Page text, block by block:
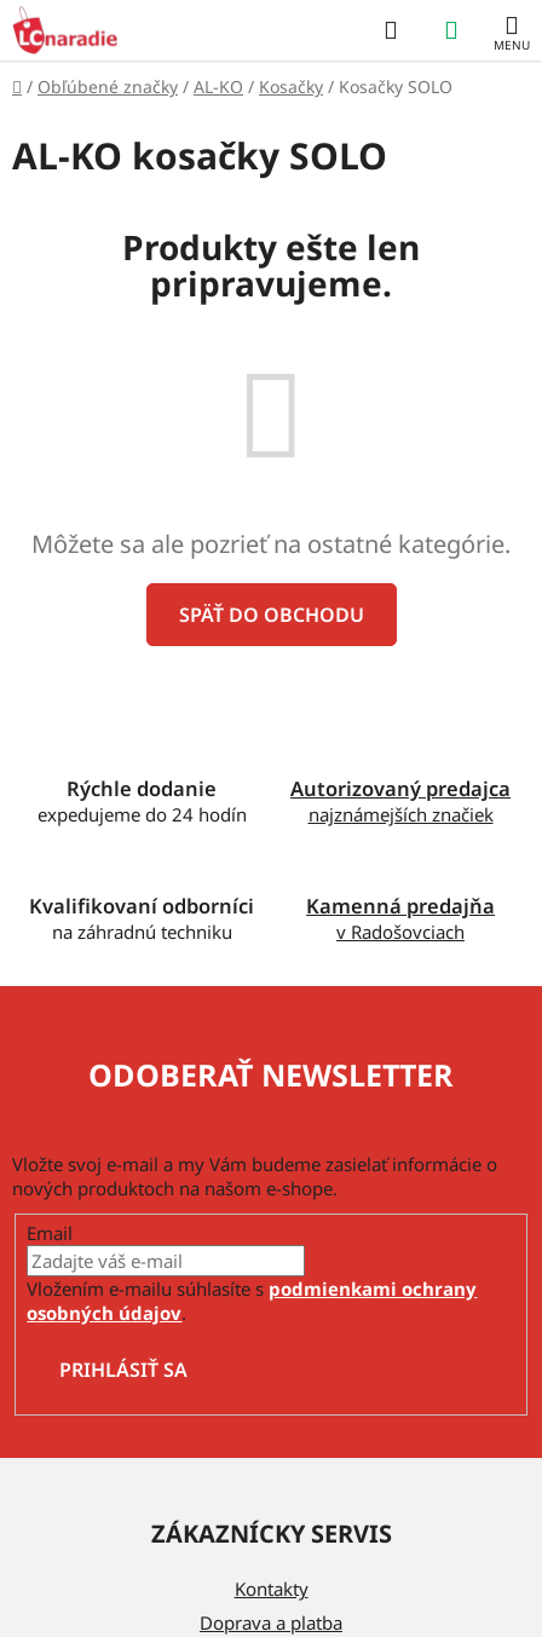
Prejsť
na
obsah
Hľadať
KOŠÍK
Domov
/ Obľúbené značky / AL-KO / Kosačky / Kosačky SOLO
AL-KO kosačky SOLO
Produkty ešte len
pripravujeme.
Môžete sa ale pozrieť na ostatné kategórie.
SPÄŤ DO OBCHODU
Rýchle dodanie
expedujeme do 24 hodín
Autorizovaný predajca
najznámejších značiek
Kvalifikovaní odborníci
na záhradnú techniku
Kamenná predajňa
v Radošovciach
ODOBERAŤ NEWSLETTER
Vložte svoj e-mail a my Vám budeme zasielať informácie o
nových produktoch na našom e-shope.
Email
Vložením e-mailu súhlasíte s podmienkami ochrany
osobných údajov.
PRIHLÁSIŤ SA
ZÁKAZNÍCKY SERVIS
Kontakty
Doprava a platba